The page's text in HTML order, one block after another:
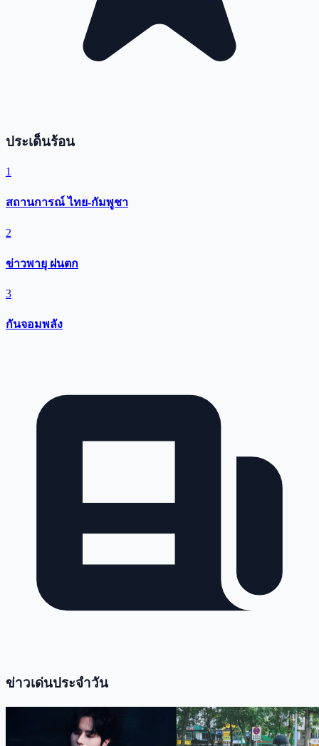
ประเด็นร้อน
1
สถานการณ์ ไทย-กัมพูชา
2
ข่าวพายุ ฝนตก
3
กันจอมพลัง
ข่าวเด่นประจำวัน